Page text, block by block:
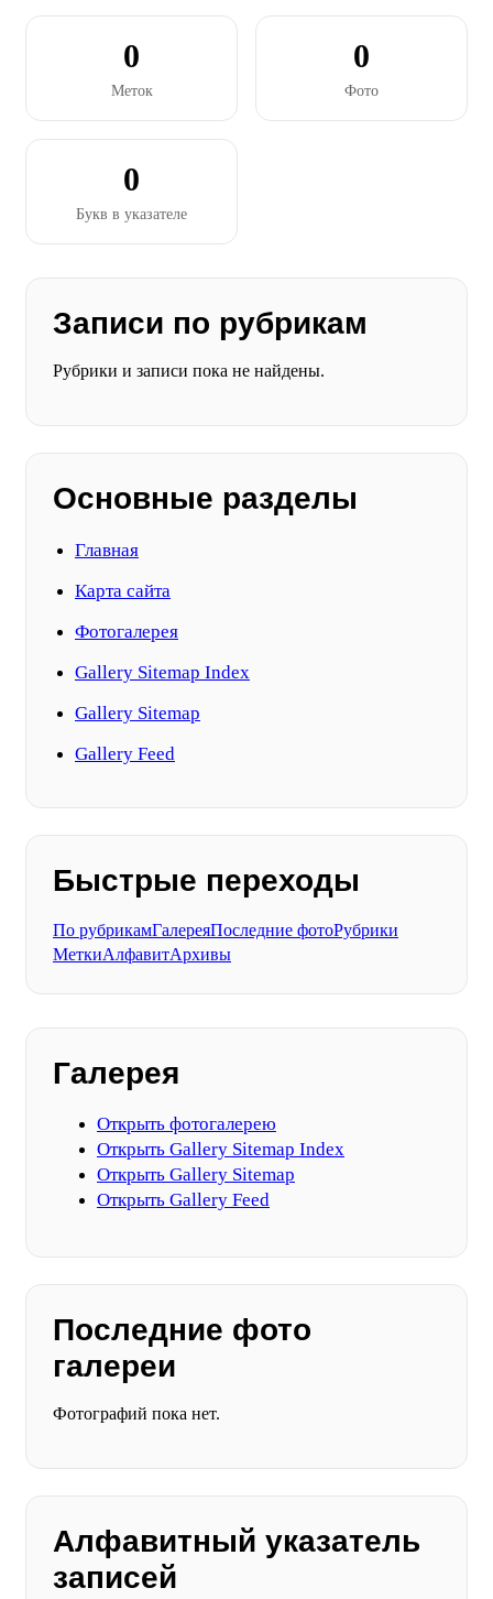
0
Меток
0
Фото
0
Букв в указателе
Записи по рубрикам
Рубрики и записи пока не найдены.
Основные разделы
Главная
Карта сайта
Фотогалерея
Gallery Sitemap Index
Gallery Sitemap
Gallery Feed
Быстрые переходы
По рубрикамГалереяПоследние фотоРубрики
МеткиАлфавитАрхивы
Галерея
Открыть фотогалерею
Открыть Gallery Sitemap Index
Открыть Gallery Sitemap
Открыть Gallery Feed
Последние фото
галереи
Фотографий пока нет.
Алфавитный указатель
записей